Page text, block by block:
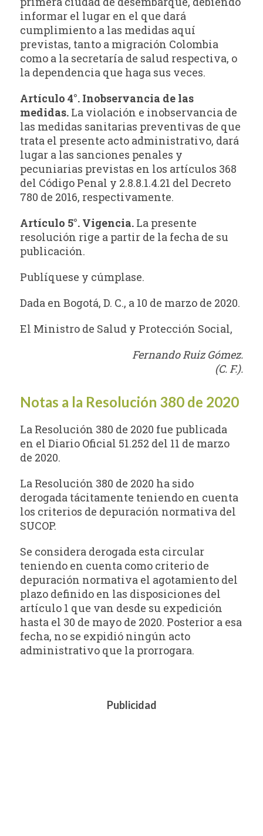
informar el lugar en el que dará
cumplimiento a las medidas aquí
previstas, tanto a migración Colombia
como a la secretaría de salud respectiva, o
la dependencia que haga sus veces.
Artículo 4°. Inobservancia de las
medidas. La violación e inobservancia de
las medidas sanitarias preventivas de que
trata el presente acto administrativo, dará
lugar a las sanciones penales y
pecuniarias previstas en los artículos 368
del Código Penal y 2.8.8.1.4.21 del Decreto
780 de 2016, respectivamente.
Artículo 5°. Vigencia. La presente
resolución rige a partir de la fecha de su
publicación.
Publíquese y cúmplase.
Dada en Bogotá, D. C., a 10 de marzo de 2020.
El Ministro de Salud y Protección Social,
Fernando Ruiz Gómez.
(C. F.).
Notas a la Resolución 380 de 2020
La Resolución 380 de 2020 fue publicada
en el Diario Oficial 51.252 del 11 de marzo
de 2020.
La Resolución 380 de 2020 ha sido
derogada tácitamente teniendo en cuenta
los criterios de depuración normativa del
SUCOP.
Se considera derogada esta circular
teniendo en cuenta como criterio de
depuración normativa el agotamiento del
plazo definido en las disposiciones del
artículo 1 que van desde su expedición
hasta el 30 de mayo de 2020. Posterior a esa
fecha, no se expidió ningún acto
administrativo que la prorrogara.
Publicidad